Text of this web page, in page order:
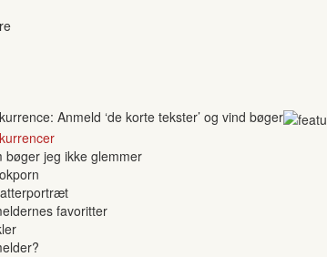
Anmeld ‘de korte tekster’ og vind bøger
bøger jeg ikke glemmer
favoritter